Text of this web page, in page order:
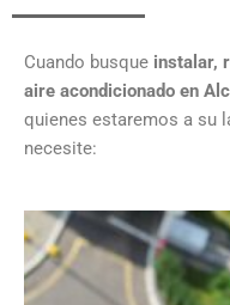
Cuando busque instalar,
aire acondicionado en
quienes estaremos a su
necesite: